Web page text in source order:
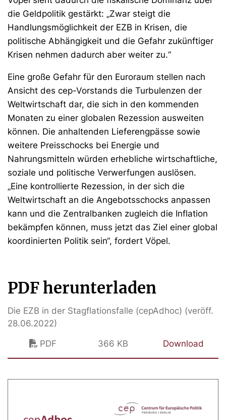
die Geldpolitik gestärkt: „Zwar steigt die
Handlungsmöglichkeit der EZB in Krisen, die
politische Abhängigkeit und die Gefahr zukünftiger
Krisen nehmen dadurch aber weiter zu.“
Eine große Gefahr für den Euroraum stellen nach
Ansicht des cep-Vorstands die Turbulenzen der
Weltwirtschaft dar, die sich in den kommenden
Monaten zu einer globalen Rezession ausweiten
können. Die anhaltenden Lieferengpässe sowie
weitere Preisschocks bei Energie und
Nahrungsmitteln würden erhebliche wirtschaftliche,
soziale und politische Verwerfungen auslösen.
„Eine kontrollierte Rezession, in der sich die
Weltwirtschaft an die Angebotsschocks anpassen
kann und die Zentralbanken zugleich die Inflation
bekämpfen können, muss jetzt das Ziel einer global
koordinierten Politik sein“, fordert Vöpel.
PDF herunterladen
Die EZB in der Stagflationsfalle (cepAdhoc) (veröff.
28.06.2022)
PDF
366 KB Download